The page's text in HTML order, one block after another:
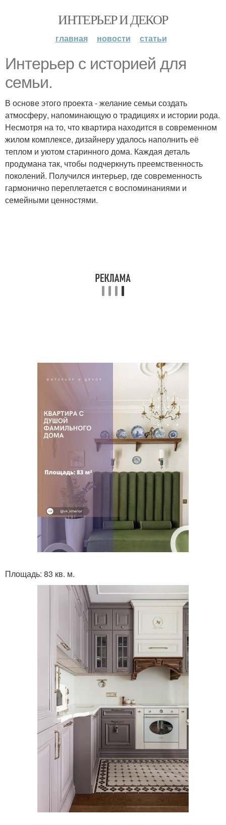
ИНТЕРЬЕР И ДЕКОР
главная новости статьи
Интерьер с историей для
семьи.
В основе этого проекта - желание семьи создать
атмосферу, напоминающую о традициях и истории рода.
Несмотря на то, что квартира находится в современном
жилом комплексе, дизайнеру удалось наполнить её
теплом и уютом старинного дома. Каждая деталь
продумана так, чтобы подчеркнуть преемственность
поколений. Получился интерьер, где современность
гармонично переплетается с воспоминаниями и
семейными ценностями.
Площадь: 83 кв. м.